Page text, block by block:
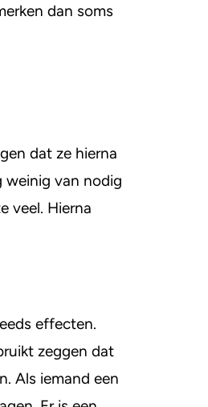
dan soms
dat ze hierna
weinig van nodig
veel. Hierna
effecten.
zeggen dat
Als iemand een